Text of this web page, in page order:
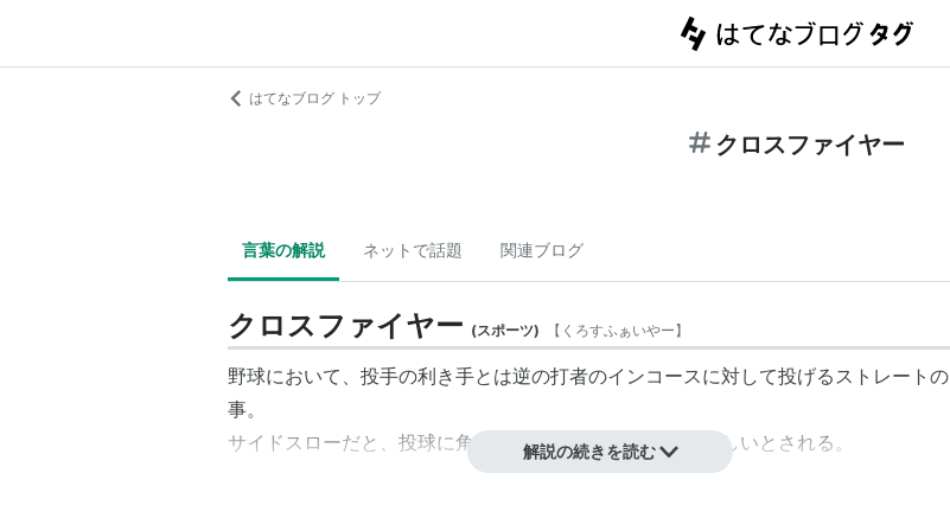
はてなブログ トップ
クロスファイヤー
言葉の解説 ネットで話題 関連ブログ
クロスファイヤー (スポーツ) 【 くろすふぁいやー】
野球において、投手の利き手とは逆の打者のインコースに対して投げるストレートの
事。
サイドスローだと、投球に角度がつくため打つのが特に難しいとされる。
解説の続きを読む